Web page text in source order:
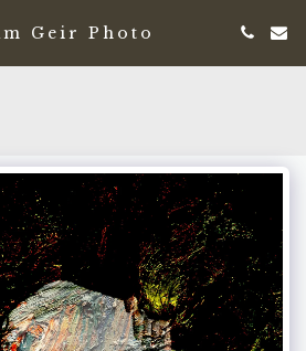
Geir Photo